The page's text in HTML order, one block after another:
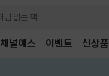
채널예스 이벤트 신상품